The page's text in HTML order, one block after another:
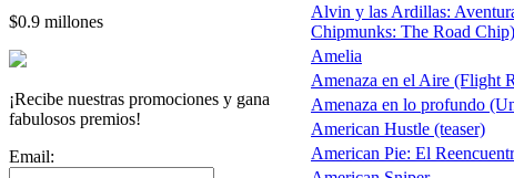
$0.9 millones
¡Recibe nuestras promociones y gana
fabulosos premios!
Email:
Alvin y las Ardillas:
Chipmunks: The Road Chip)
Amelia
Amenaza en el Aire (Flight
Amenaza en lo profundo
American Hustle (teaser)
American Pie: El